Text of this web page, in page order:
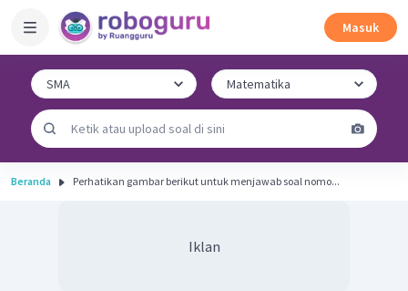
Masuk
Beranda Perhatikan gambar berikut untuk menjawab soal nomo...
Iklan